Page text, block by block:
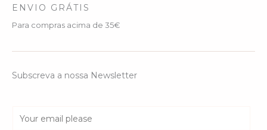
ENVIO GRÁTIS
Para compras acima de 35€
Subscreva a nossa Newsletter